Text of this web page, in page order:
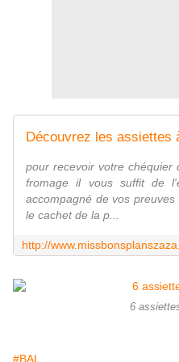
pour recevoir votre
fromage il vous suffit de
accompagné de vos
le cachet de la p...
6
#BAL